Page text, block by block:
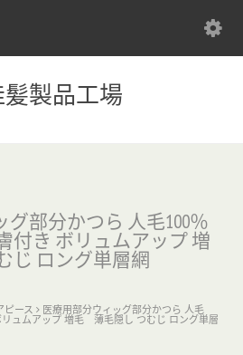
製品工場
部分かつら 人毛100％
付き ボリュムアップ 増
ロング単層網
ピース 医療用部分ウィッグ部分かつら 人毛
ュムアップ 増毛 薄毛隠し つむじ ロング単層